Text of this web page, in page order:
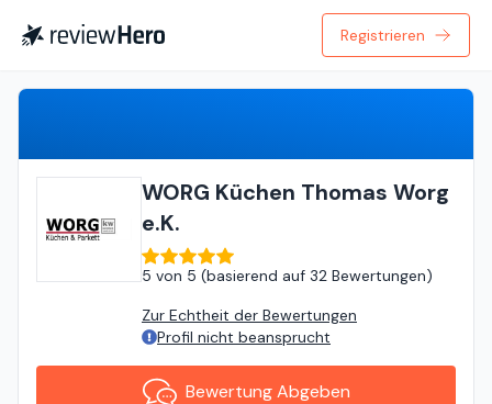
Registrieren
WORG Küchen Thomas Worg
e.K.
5 von 5 (basierend auf 32 Bewertungen)
Zur Echtheit der Bewertungen
Profil nicht beansprucht
Bewertung Abgeben